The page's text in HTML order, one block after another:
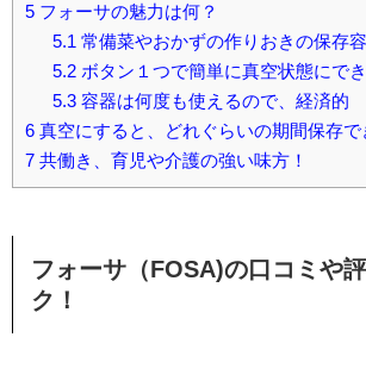
5 フォーサの魅力は何？
5.1 常備菜やおかずの作りおきの保存
5.2ボタン１つで簡単に真空状態にで
5.3容器は何度も使えるので、経済的
6 真空にすると、どれぐらいの期間保存で
7 共働き、育児や介護の強い味方！
フォーサ（FOSA)の口コミや
ク！